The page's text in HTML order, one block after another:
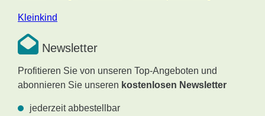
Kleinkind
Newsletter
Profitieren Sie von unseren Top-Angeboten und
abonnieren Sie unseren kostenlosen Newsletter
jederzeit abbestellbar